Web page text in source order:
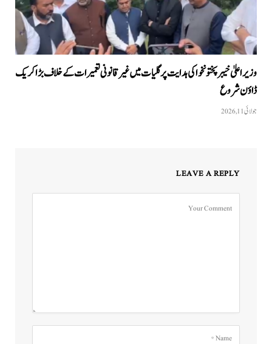
وزیراعلیٰ خیبر پختونخوا کی ہدایت پر گلیات میں غیر قانونی تعمیرات کے خلاف بڑا کریک
ڈاؤن شروع
جولائی 11, 2026
LEAVE A REPLY